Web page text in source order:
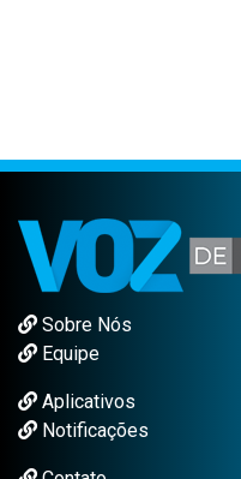
Sobre Nós
Equipe
Aplicativos
Notificações